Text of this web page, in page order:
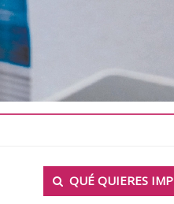
Secondary
Sidebar
QUÉ QUIERES